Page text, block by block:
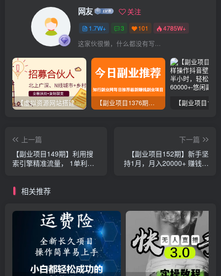
网友 关注
1.7W+ 3 101 4785W+
这家伙很懒，什么都没有写...
【虚拟资源网站搭建服务】加盟本站系统，做一个和本站一样的独立网站，躺赚的项目 【副业项目1376期】龟课最新闲鱼项目玩法实战教程_全新升级月收益几千到几万
上一篇
【副业项目149期】利用搜
索引擎精准流量， 1单利润
下一篇
【副业项目152期】新手坚
持1月，月入20000+ 赚钱项
相关推荐